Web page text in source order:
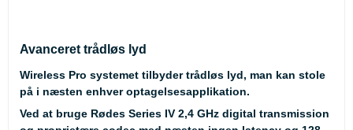
Avanceret trådløs lyd
Wireless Pro systemet tilbyder trådløs lyd, man kan stole
på i næsten enhver optagelsesapplikation.
Ved at bruge Rødes Series IV 2,4 GHz digital transmission